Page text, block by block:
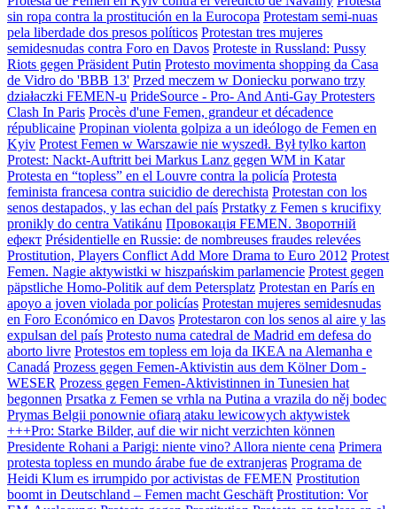
sin ropa contra la prostitución en la Eurocopa Protestam semi-nuas
pela liberdade dos presos políticos Protestan tres mujeres
semidesnudas contra Foro en Davos Proteste in Russland: Pussy
Riots gegen Präsident Putin Protesto movimenta shopping da Casa
de Vidro do 'BBB 13' Przed meczem w Doniecku porwano trzy
działaczki FEMEN-u PrideSource - Pro- And Anti-Gay Protesters
Clash In Paris Procès d'une Femen, grandeur et décadence
républicaine Propinan violenta golpiza a un ideólogo de Femen en
Kyiv Protest Femen w Warszawie nie wyszedł. Był tylko karton
Protest: Nackt-Auftritt bei Markus Lanz gegen WM in Katar
Protesta en “topless” en el Louvre contra la policía Protesta
feminista francesa contra suicidio de derechista Protestan con los
senos destapados, y las echan del país Prstatky z Femen s krucifixy
pronikly do centra Vatikánu Провокація FEMEN. Зворотній
ефект Présidentielle en Russie: de nombreuses fraudes relevées
Prostitution, Players Conflict Add More Drama to Euro 2012 Protest
Femen. Nagie aktywistki w hiszpańskim parlamencie Protest gegen
päpstliche Homo-Politik auf dem Petersplatz Protestan en París en
apoyo a joven violada por policías Protestan mujeres semidesnudas
en Foro Económico en Davos Protestaron con los senos al aire y las
expulsan del país Protesto numa catedral de Madrid em defesa do
aborto livre Protestos em topless em loja da IKEA na Alemanha e
Canadá Prozess gegen Femen-Aktivistin aus dem Kölner Dom -
WESER Prozess gegen Femen-Aktivistinnen in Tunesien hat
begonnen Prsatka z Femen se vrhla na Putina a vrazila do něj bodec
Prymas Belgii ponownie ofiarą ataku lewicowych aktywistek
+++Pro: Starke Bilder, auf die wir nicht verzichten können
Presidente Rohani a Parigi: niente vino? Allora niente cena Primera
protesta topless en mundo árabe fue de extranjeras Programa de
Heidi Klum es irrumpido por activistas de FEMEN Prostitution
boomt in Deutschland – Femen macht Geschäft Prostitution: Vor